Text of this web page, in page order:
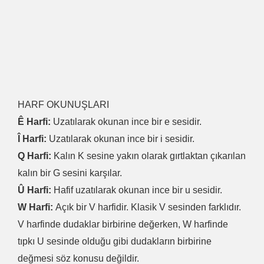
HARF OKUNUŞLARI
Ê Harfi: Uzatılarak okunan ince bir e sesidir.
Î Harfi: Uzatılarak okunan ince bir i sesidir.
Q Harfi: Kalın K sesine yakın olarak gırtlaktan çıkarılan
kalın bir G sesini karşılar.
Û Harfi: Hafif uzatılarak okunan ince bir u sesidir.
W Harfi: Açık bir V harfidir. Klasik V sesinden farklıdır.
V harfinde dudaklar birbirine değerken, W harfinde
tıpkı U sesinde olduğu gibi dudakların birbirine
değmesi söz konusu değildir.